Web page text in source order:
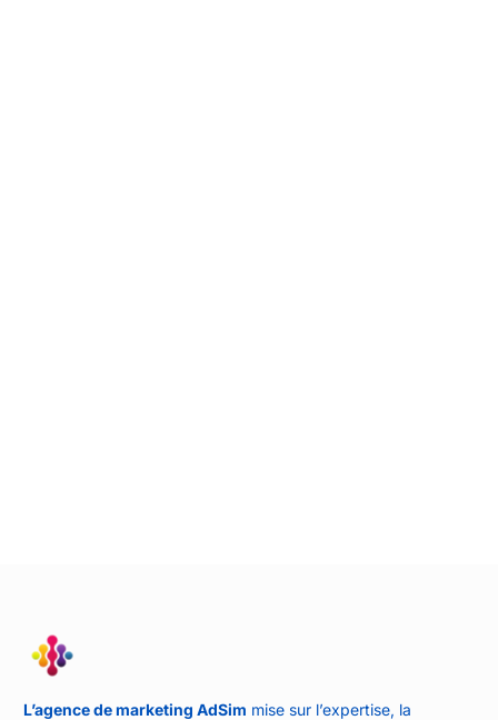
L’agence de marketing AdSim mise sur l’expertise, la